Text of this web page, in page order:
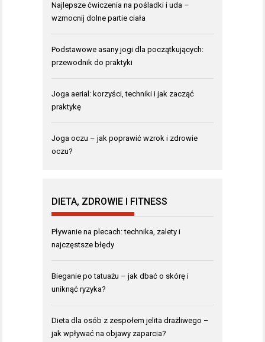
Najlepsze ćwiczenia na pośladki i uda –
wzmocnij dolne partie ciała
Podstawowe asany jogi dla początkujących:
przewodnik do praktyki
Joga aerial: korzyści, techniki i jak zacząć
praktykę
Joga oczu – jak poprawić wzrok i zdrowie
oczu?
DIETA, ZDROWIE I FITNESS
Pływanie na plecach: technika, zalety i
najczęstsze błędy
Bieganie po tatuażu – jak dbać o skórę i
uniknąć ryzyka?
Dieta dla osób z zespołem jelita drażliwego –
jak wpływać na objawy zaparcia?